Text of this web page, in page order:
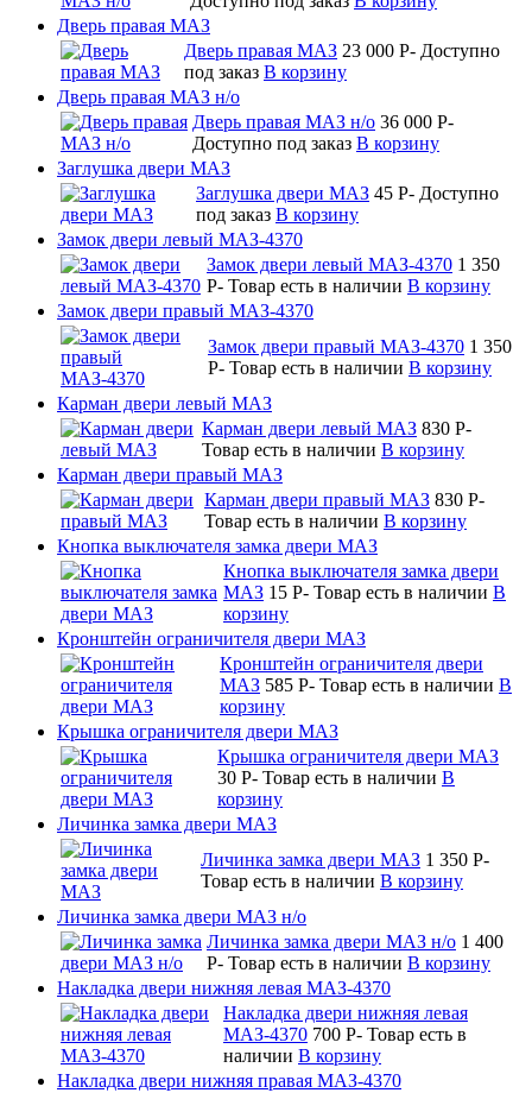
Дверь правая МАЗ
Дверь правая МАЗ 23 000 P- Доступно
под заказ В корзину
Дверь правая МАЗ н/о
Дверь правая МАЗ н/о 36 000 P-
Доступно под заказ В корзину
Заглушка двери МАЗ
Заглушка двери МАЗ 45 P- Доступно
под заказ В корзину
Замок двери левый МАЗ-4370
Замок двери левый МАЗ-4370 1 350
P- Товар есть в наличии В корзину
Замок двери правый МАЗ-4370
Замок двери правый МАЗ-4370 1 350
P- Товар есть в наличии В корзину
Карман двери левый МАЗ
Карман двери левый МАЗ 830 P-
Товар есть в наличии В корзину
Карман двери правый МАЗ
Карман двери правый МАЗ 830 P-
Товар есть в наличии В корзину
Кнопка выключателя замка двери МАЗ
Кнопка выключателя замка двери
МАЗ 15 P- Товар есть в наличии В
корзину
Кронштейн ограничителя двери МАЗ
Кронштейн ограничителя двери
МАЗ 585 P- Товар есть в наличии В
корзину
Крышка ограничителя двери МАЗ
Крышка ограничителя двери МАЗ
30 P- Товар есть в наличии В
корзину
Личинка замка двери МАЗ
Личинка замка двери МАЗ 1 350 P-
Товар есть в наличии В корзину
Личинка замка двери МАЗ н/о
Личинка замка двери МАЗ н/о 1 400
P- Товар есть в наличии В корзину
Накладка двери нижняя левая МАЗ-4370
Накладка двери нижняя левая
МАЗ-4370 700 P- Товар есть в
наличии В корзину
Накладка двери нижняя правая МАЗ-4370